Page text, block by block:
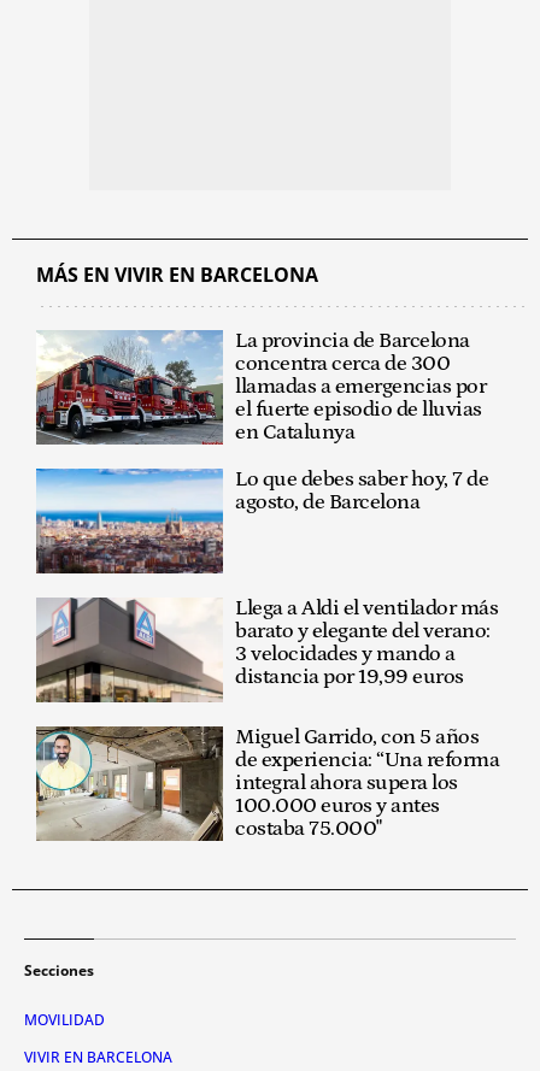
MÁS EN VIVIR EN BARCELONA
La provincia de Barcelona
concentra cerca de 300
llamadas a emergencias por
el fuerte episodio de lluvias
en Catalunya
Lo que debes saber hoy, 7 de
agosto, de Barcelona
Llega a Aldi el ventilador más
barato y elegante del verano:
3 velocidades y mando a
distancia por 19,99 euros
Miguel Garrido, con 5 años
de experiencia: “Una reforma
integral ahora supera los
100.000 euros y antes
costaba 75.000"
Secciones
MOVILIDAD
VIVIR EN BARCELONA